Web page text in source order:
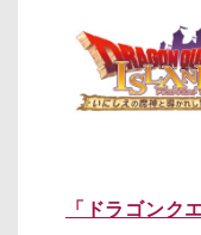
「ドラゴンク